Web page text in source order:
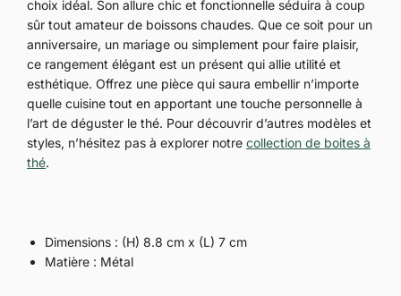
choix idéal. Son allure chic et fonctionnelle séduira à coup
sûr tout amateur de boissons chaudes. Que ce soit pour un
anniversaire, un mariage ou simplement pour faire plaisir,
ce rangement élégant est un présent qui allie utilité et
esthétique. Offrez une pièce qui saura embellir n’importe
quelle cuisine tout en apportant une touche personnelle à
l’art de déguster le thé. Pour découvrir d’autres modèles et
styles, n’hésitez pas à explorer notre collection de boites à
thé.
Dimensions : (H) 8.8 cm x (L) 7 cm
Matière : Métal